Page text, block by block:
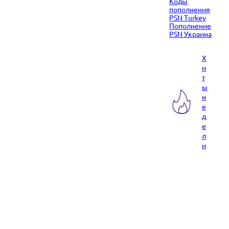
пополнения
PSN Turkey
Пополнение
PSN Украина
Х
и
т
ы
н
е
д
е
л
и